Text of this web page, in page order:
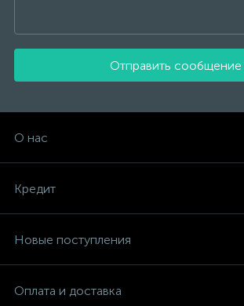
Отправить сообщение
О нас
Кредит
Новые поступления
Оплата и доставка